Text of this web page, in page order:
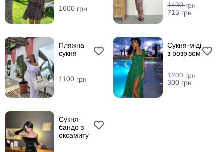
1600 грн
1430грн
715 грн
Пляжна
сукня
1100 грн
Сукня-міді
з розрізом
1200грн
300 грн
Сукня-
бандо з
оксамиту